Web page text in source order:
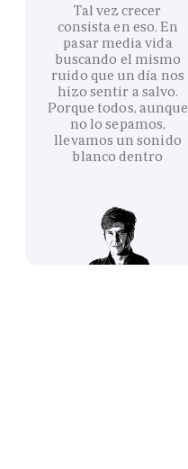
Tal vez crecer
consista en eso. En
pasar media vida
buscando el mismo
ruido que un día nos
hizo sentir a salvo.
Porque todos, aunque
no lo sepamos,
llevamos un sonido
blanco dentro